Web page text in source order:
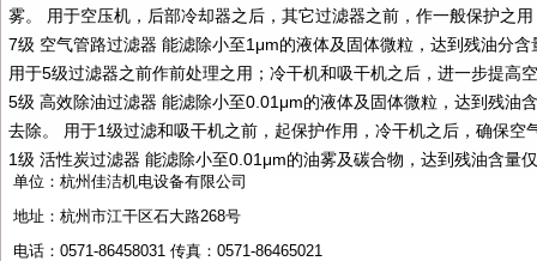
雾。 用于空压机，后部冷却器之后，其它过滤器之前，作一般保护之
7级 空气管路过滤器 能滤除小至1 μm的液体及固体微粒，达到残油分含
用于5级过滤器之前作前处理之用；冷干机和吸干机之后，进一步提高
5级 高效除油过滤器 能滤除小至0.01 μm的液体及固体微粒，达到残油
去除。 用于1级过滤和吸干机之前，起保护作用，冷干机之后，确保空
1级 活性炭过滤器 能滤除小至0.01 μm的油雾及碳合物，达到残油含量仅
单位：杭州佳洁机电设备有限公司
地址：杭州市江干区石大路268号
电话： 0571-86458031 传真： 0571-86465021